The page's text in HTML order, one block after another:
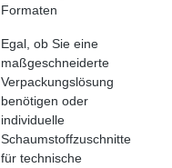
Formaten
Egal, ob Sie eine
maßgeschneiderte
Verpackungslösung
benötigen oder
individuelle
Schaumstoffzuschnitte
für technische